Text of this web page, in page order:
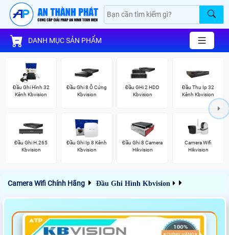
DANH MỤC SẢN PHẨM
Đầu Ghi Hình 32
Kênh Kbvision
Đầu Ghi 8 Ổ Cứng
Kbvision
Đầu GHi 2 HDD
Kbvision
Đầu Thu Ip 32
Kênh Kbvision
Đầu Ghi H.265
Kbvision
Đầu Ghi Ip 8 Kênh
Kbvision
Đầu Ghi 8 Camera
Hikvision
Camera Wifi
Hikvision
Camera Wifi Chính Hãng Đầu Ghi Hình Kbvision